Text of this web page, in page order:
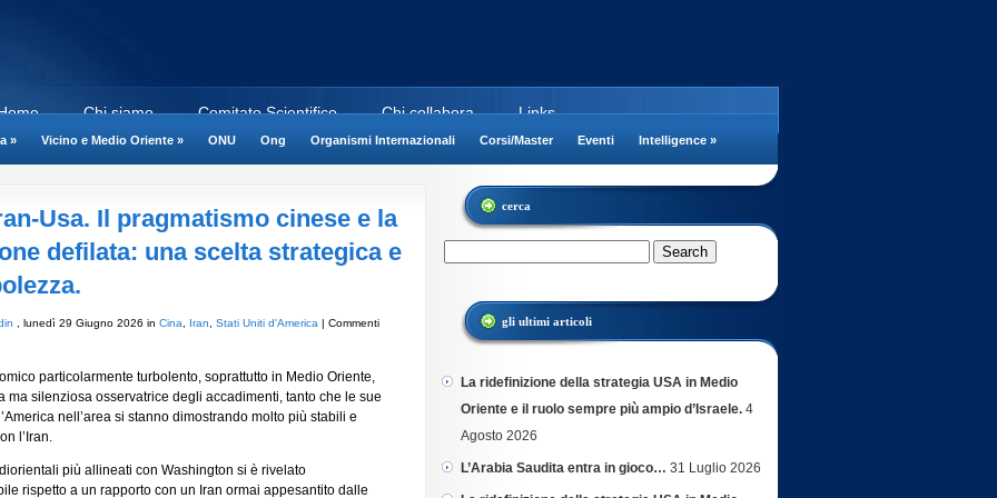
Links
Chi collabora
Comitato Scientifico
Chi siamo
» Vicino e Medio Oriente » ONU Ong Organismi Internazionali Corsi/Master Eventi Intelligence »
Usa. Il pragmatismo cinese e la
defilata: una scelta strategica e
, lunedì 29 Giugno 2026 in Cina Iran Stati Uniti d'America | Commenti
particolarmente turbolento, soprattutto in Medio Oriente,
ma silenziosa osservatrice degli accadimenti, tanto che le sue
nell’area si stanno dimostrando molto più stabili e
l’Iran.
più allineati con Washington si è rivelato
rispetto a un rapporto con un Iran ormai appesantito dalle
cerca
gli ultimi articoli
La ridefinizione della strategia USA in Medio
Oriente e il ruolo sempre più ampio d’Israele. 4
Agosto 2026
L’Arabia Saudita entra in gioco… 31 Luglio 2026